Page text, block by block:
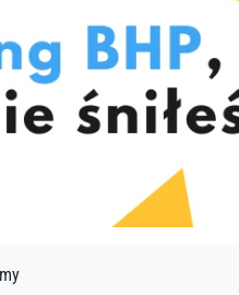
learning BHPoperatorów E-